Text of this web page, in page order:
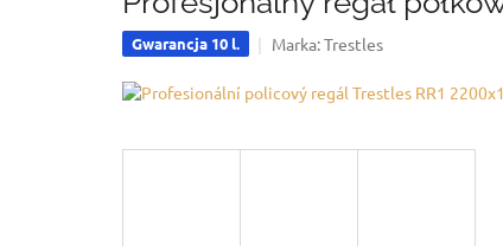
Gwarancja 10 l. Marka:Trestles